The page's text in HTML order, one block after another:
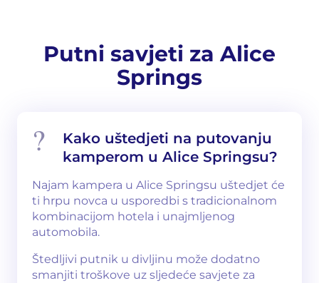
Putni savjeti za Alice
Springs
Kako uštedjeti na putovanju
kamperom u Alice Springsu?
Najam kampera u Alice Springsu uštedjet će
ti hrpu novca u usporedbi s tradicionalnom
kombinacijom hotela i unajmljenog
automobila.
Štedljivi putnik u divljinu može dodatno
smanjiti troškove uz sljedeće savjete za